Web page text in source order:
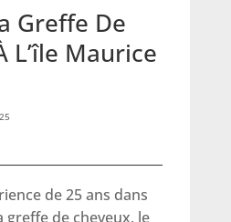
Greffe De
L’île Maurice
de 25 ans dans
greffe de cheveux, le